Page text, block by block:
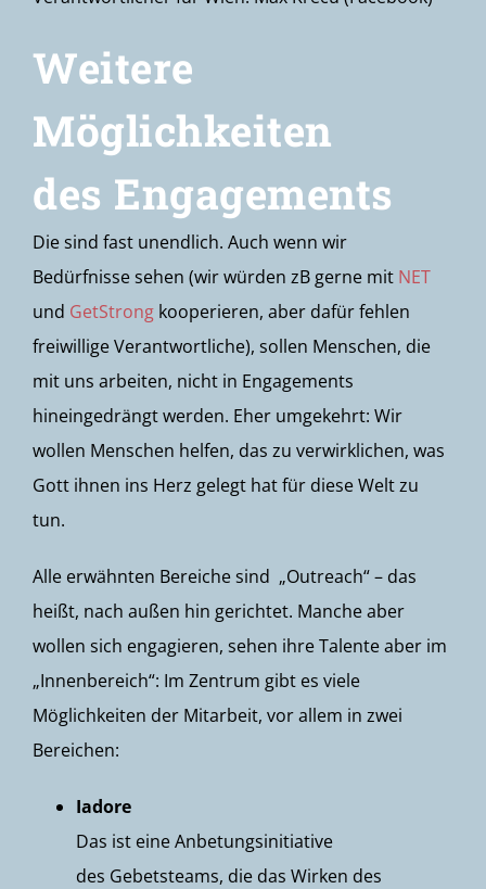
Weitere
Möglichkeiten
des Engagements
Die sind fast unendlich. Auch wenn wir
Bedürfnisse sehen (wir würden zB gerne mit NET
und GetStrong kooperieren, aber dafür fehlen
freiwillige Verantwortliche), sollen Menschen, die
mit uns arbeiten, nicht in Engagements
hineingedrängt werden. Eher umgekehrt: Wir
wollen Menschen helfen, das zu verwirklichen, was
Gott ihnen ins Herz gelegt hat für diese Welt zu
tun.
Alle erwähnten Bereiche sind „Outreach“ – das
heißt, nach außen hin gerichtet. Manche aber
wollen sich engagieren, sehen ihre Talente aber im
„Innenbereich“: Im Zentrum gibt es viele
Möglichkeiten der Mitarbeit, vor allem in zwei
Bereichen:
Iadore
Das ist eine Anbetungsinitiative
des Gebetsteams, die das Wirken des